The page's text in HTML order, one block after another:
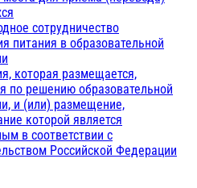
сотрудничество
питания в образовательной
которая размещается,
по решению образовательной
и (или) размещение,
которой является
в соответствии с
Российской Федерации